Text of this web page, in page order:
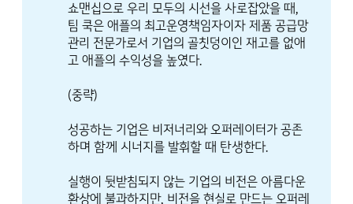
쇼맨십으로 우리 모두의 시선을 사로잡았을 때,
팀 쿡은 애플의 최고운영책임자이자 제품 공급망
관리 전문가로서 기업의 골칫덩이인 재고를 없애
고 애플의 수익성을 높였다.
(중략)
성공하는 기업은 비저너리와 오퍼레이터가 공존
하며 함께 시너지를 발휘할 때 탄생한다.
실행이 뒷받침되지 않는 기업의 비전은 아름다운
환상에 불과하지만, 비전을 현실로 만드는 오퍼레